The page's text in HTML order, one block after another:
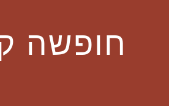
חופשה